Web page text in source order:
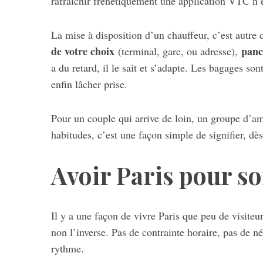
La mise à disposition d’un chauffeur, c’est
de votre choix (terminal, gare, ou adresse),
a du retard, il le sait et s’adapte. Les bagages
enfin lâcher prise.
Pour un couple qui arrive de loin, un groupe
habitudes, c’est une façon simple de signifier,
Avoir Paris pour
Il y a une façon de vivre Paris que peu de
non l’inverse. Pas de contrainte horaire, pas de
rythme.
S
e
a
h
f